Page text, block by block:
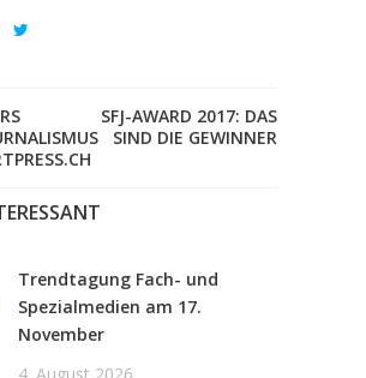
SFJ-AWARD 2017: DAS
SIND DIE GEWINNER
Trendtagung Fach- und
Spezialmedien am 17.
November